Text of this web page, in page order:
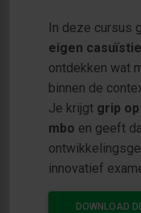
In deze cursus
eigen
ontdekken wat
binnen de
Je krijgt grip
mbo en geeft
innovatief
DOWNLOAD